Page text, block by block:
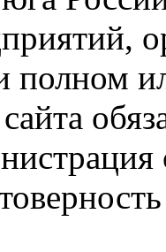
полном
сайта